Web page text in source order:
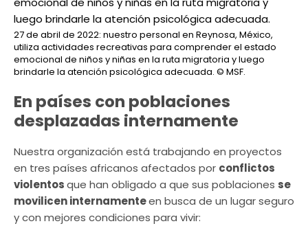
27 de abril de 2022: nuestro personal en Reynosa, México,
utiliza actividades recreativas para comprender el estado
emocional de niños y niñas en la ruta migratoria y luego
brindarle la atención psicológica adecuada. © MSF.
En países con poblaciones
desplazadas internamente
Nuestra organización está trabajando en proyectos
en tres países africanos afectados por conflictos
violentosque han obligado a que sus poblaciones se
movilicen internamenteen busca de un lugar seguro
y con mejores condiciones para vivir: